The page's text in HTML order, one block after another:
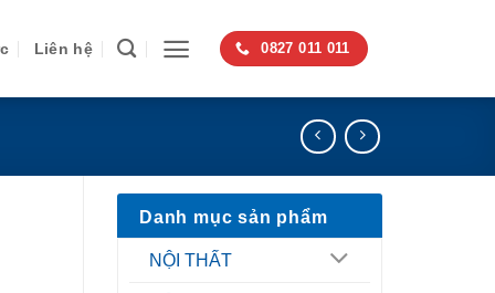
Liên hệ 0827 011 011
Danh mục sản phẩm
NỘI THẤT